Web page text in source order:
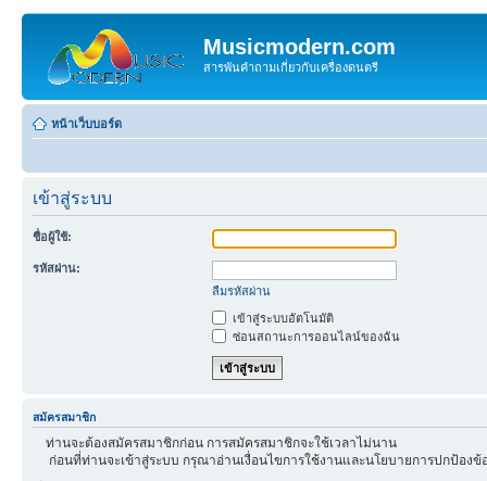
Musicmodern.com
สารพันคำถามเกี่ยวกับเครื่องดนตรี
หน้าเว็บบอร์ด
เข้าสู่ระบบ
ชื่อผู้ใช้:
รหัสผ่าน:
ลืมรหัสผ่าน
เข้าสู่ระบบอัตโนมัติ
ซ่อนสถานะการออนไลน์ของฉัน
สมัครสมาชิก
ท่านจะต้องสมัครสมาชิกก่อน การสมัครสมาชิกจะใช้เวลาไม่นาน
ก่อนที่ท่านจะเข้าสู่ระบบ กรุณาอ่านเงื่อนไขการใช้งานและนโยบายการปกป้อง